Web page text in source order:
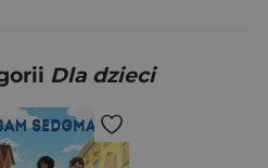
Dla dzieci